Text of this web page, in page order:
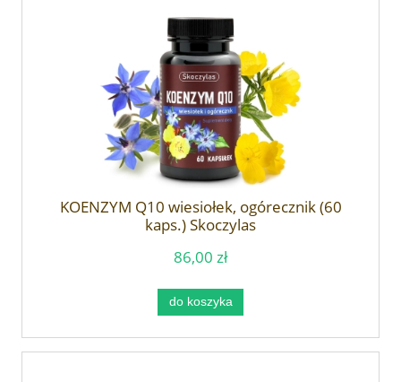
KOENZYM Q10 wiesiołek, ogórecznik (60
kaps.) Skoczylas
86,00 zł
do koszyka